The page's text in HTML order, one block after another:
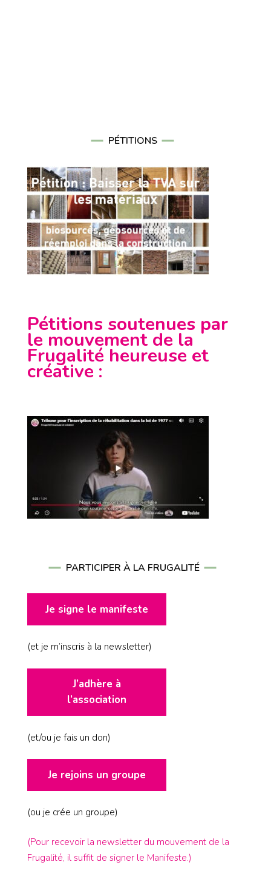
PÉTITIONS
Pétitions soutenues par
le mouvement de la
Frugalité heureuse et
créative :
PARTICIPER À LA FRUGALITÉ
Je signe le manifeste
(et je m’inscris à la newsletter)
J’adhère à
l’association
(et/ou je fais un don)
Je rejoins un groupe
(ou je crée un groupe)
(Pour recevoir la newsletter du mouvement de la
Frugalité, il suffit de signer le Manifeste.)